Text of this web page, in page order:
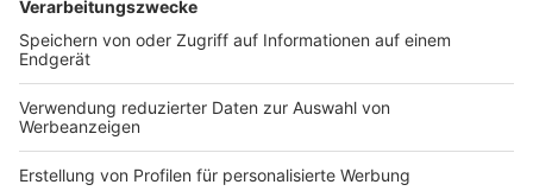
DEINE GEMERKTEN ARTIKEL
Du hast dir noch keine Artikel gemerkt
Markiere sie hierfür mit einem